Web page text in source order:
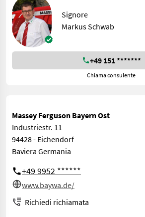
Signore
Markus Schwab
+49 151 *******
Chiama consulente
Massey Ferguson Bayern Ost
Industriestr. 11
94428 - Eichendorf
Baviera Germania
+49 9952 ******
www.baywa.de/
Richiedi richiamata